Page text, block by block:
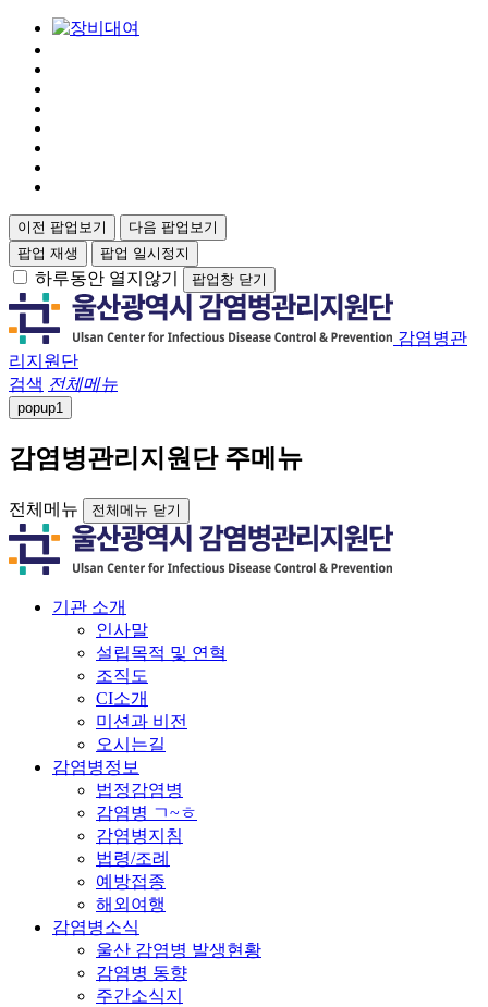
이전 팝업보기
다음 팝업보기
팝업 재생
팝업 일시정지
하루동안 열지않기 팝업창 닫기
감염병관
리지원단
검색 전체메뉴
popup1
감염병관리지원단 주메뉴
전체메뉴 전체메뉴 닫기
기관 소개
인사말
설립목적 및 연혁
조직도
CI소개
미션과 비전
오시는길
감염병정보
법정감염병
감염병 ㄱ~ㅎ
감염병지침
법령/조례
예방접종
해외여행
감염병소식
울산 감염병 발생현황
감염병 동향
주간소식지